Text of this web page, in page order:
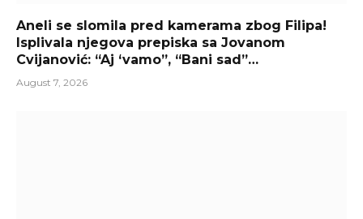
Aneli se slomila pred kamerama zbog Filipa!
Isplivala njegova prepiska sa Jovanom
Cvijanović: “Aj ‘vamo”, “Bani sad”…
August 7, 2026